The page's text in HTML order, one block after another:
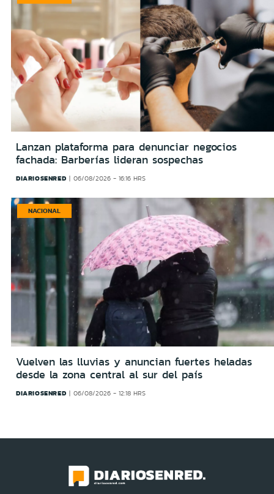
Lanzan plataforma para denunciar negocios
fachada: Barberías lideran sospechas
DIARIOSENRED 06/08/2026 - 16:16 HRS
NACIONAL
Vuelven las lluvias y anuncian fuertes heladas
desde la zona central al sur del país
DIARIOSENRED 06/08/2026 - 12:18 HRS